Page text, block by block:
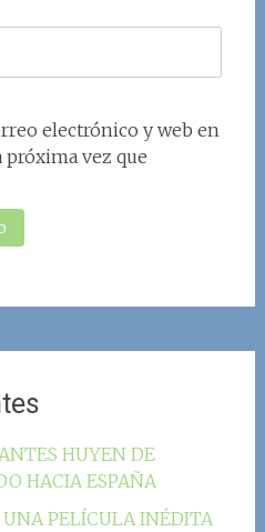
electrónico y web en
próxima vez que
HUYEN DE
HACIA ESPAÑA
PELÍCULA INÉDITA